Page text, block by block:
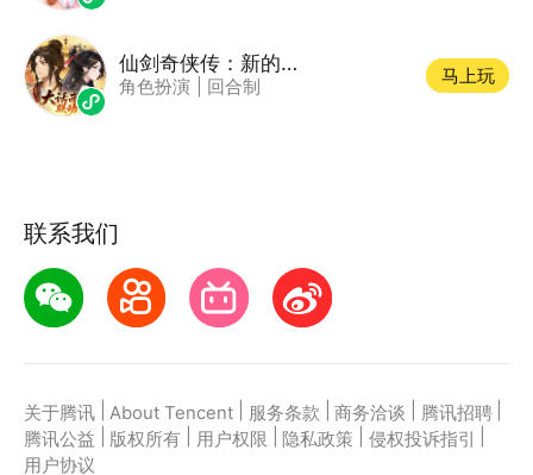
仙剑奇侠传：新的开始
角色扮演 回合制
马上玩
联系我们
关于腾讯 About Tencent 服务条款 商务洽谈 腾讯招聘
腾讯公益
版权所有 用户权限 隐私政策 侵权投诉指引
用户协议